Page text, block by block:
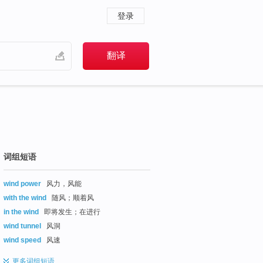
登录
词组短语
wind power
风力，风能
with the wind
随风；顺着风
in the wind
即将发生；在进行
wind tunnel
风洞
wind speed
风速
更多词组短语